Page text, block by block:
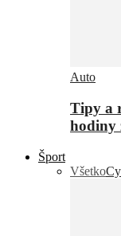
Auto
Tipy a
hodiny
Šport
Všetko